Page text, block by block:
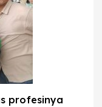
profesinya